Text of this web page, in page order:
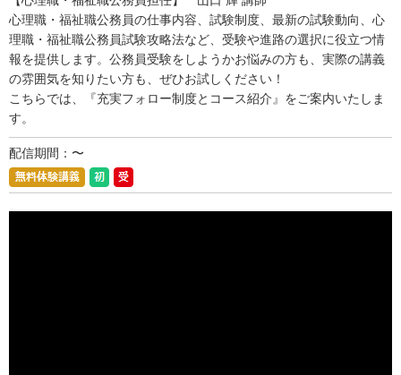
心理職・福祉職公務員の仕事内容、試験制度、最新の試験動向、心
理職・福祉職公務員試験攻略法など、受験や進路の選択に役立つ情
報を提供します。公務員受験をしようかお悩みの方も、実際の講義
の雰囲気を知りたい方も、ぜひお試しください！
こちらでは、『充実フォロー制度とコース紹介』をご案内いたしま
す。
配信期間：〜